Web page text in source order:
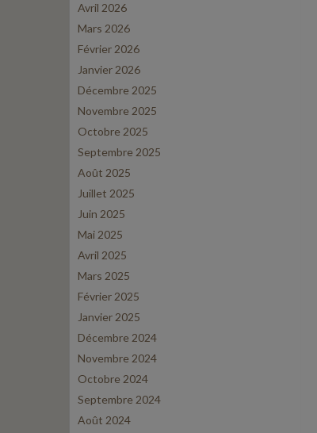
Avril 2026
Mars 2026
Février 2026
Janvier 2026
Décembre 2025
Novembre 2025
Octobre 2025
Septembre 2025
Août 2025
Juillet 2025
Juin 2025
Mai 2025
Avril 2025
Mars 2025
Février 2025
Janvier 2025
Décembre 2024
Novembre 2024
Octobre 2024
Septembre 2024
Août 2024